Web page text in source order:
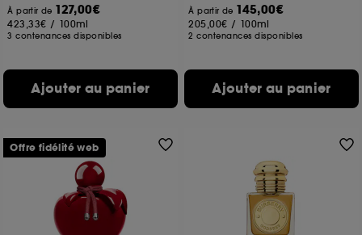
À partir de 127,00€
423,33€ / 100ml
3 contenances disponibles
Ajouter au panier
À partir de 145,00€
205,00€ / 100ml
2 contenances disponibles
Ajouter au panier
Offre fidélité web